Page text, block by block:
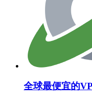
全球最便宜的